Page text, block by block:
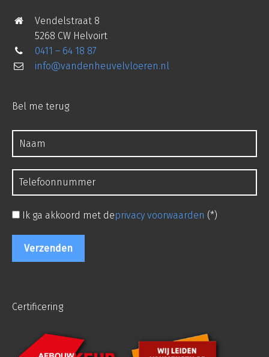
Vendelstraat 8
5268 CW Helvoirt
0411 – 64 18 87
info@vandenheuvelvloeren.nl
Bel me terug
Ik ga akkoord met deprivacy voorwaarden (*)
Certificering